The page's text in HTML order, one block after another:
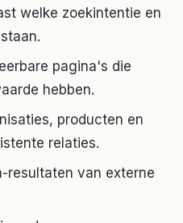
welke zoekintentie en
pagina's die
hebben.
producten en
relaties.
resultaten van externe